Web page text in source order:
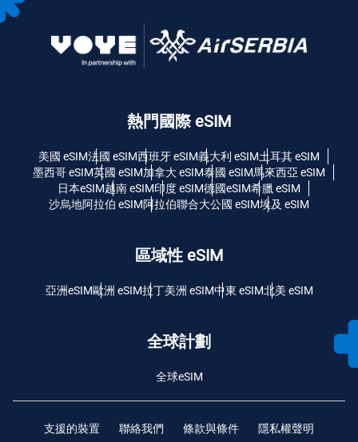
熱門國際 eSIM
美國 eSIM法國 eSIM西班牙 eSIM義大利 eSIM土耳其 eSIM
墨西哥 eSIM英國 eSIM加拿大 eSIM泰國 eSIM馬來西亞 eSIM
日本eSIM越南 eSIM印度 eSIM德國eSIM希臘 eSIM
沙烏地阿拉伯 eSIM阿拉伯聯合大公國 eSIM埃及 eSIM
區域性 eSIM
亞洲eSIM歐洲 eSIM拉丁美洲 eSIM中東 eSIM北美 eSIM
全球計劃
全球eSIM
支援的裝置 聯絡我們 條款與條件 隱私權聲明